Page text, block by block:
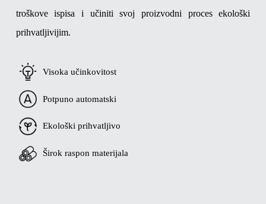
troškove ispisa i učiniti svoj proizvodni proces ekološki
prihvatljivijim.
Visoka učinkovitost
Potpuno automatski
Ekološki prihvatljivo
Širok raspon materijala